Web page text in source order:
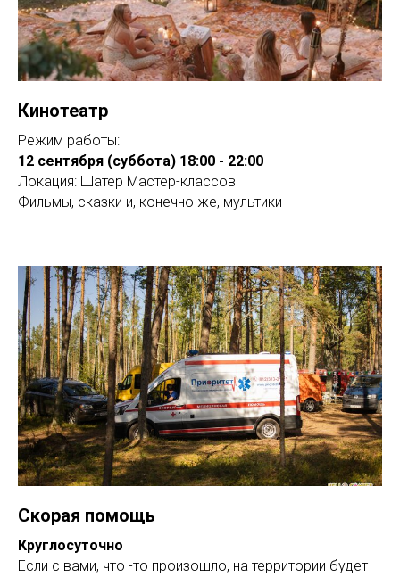
Кинотеатр
Режим работы:
12 сентября (суббота) 18:00 - 22:00
Локация: Шатер Мастер-классов
Фильмы, сказки и, конечно же, мультики
Скорая помощь
Круглосуточно
Если с вами, что -то произошло, на территории будет